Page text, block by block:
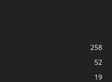
258
52
19